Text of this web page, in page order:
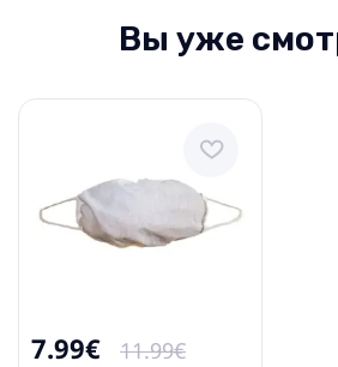
Вы уже
7.99€ 11.99€